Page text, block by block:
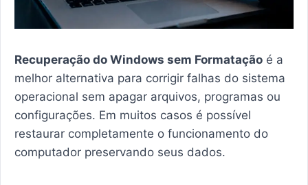
Recuperação do Windows sem Formatação é a
melhor alternativa para corrigir falhas do sistema
operacional sem apagar arquivos, programas ou
configurações. Em muitos casos é possível
restaurar completamente o funcionamento do
computador preservando seus dados.